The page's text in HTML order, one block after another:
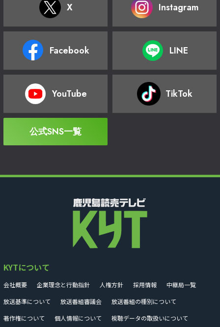
X Instagram
Facebook LINE
YouTube TikTok
公式SNS一覧
KYTについて
会社概要 企業理念と行動指針 人権方針 採用情報
中継局一覧
放送基準について
放送番組審議会
放送番組の種別について
著作権について
個人情報について 視聴データの取扱いについて